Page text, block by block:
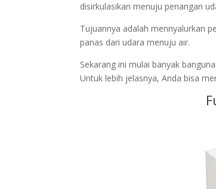
disirkulasikan menuju penangan
Tujuannya adalah mennyalurkan
panas dari udara menuju air.
Sekarang ini mulai banyak
Untuk lebih jelasnya, Anda bisa